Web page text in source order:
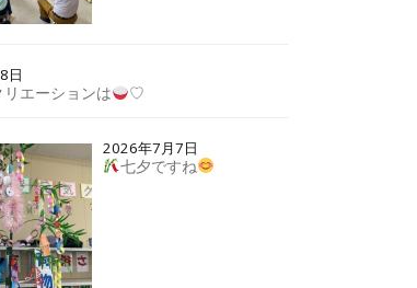
日
エーションは ♡
2026年7月7日
七夕ですね